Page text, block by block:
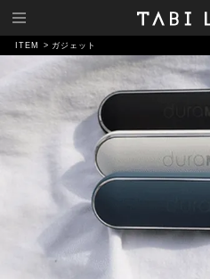
ITEM ガジェット